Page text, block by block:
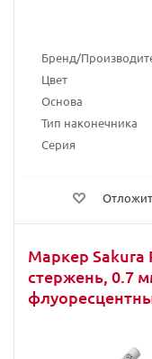
Бренд/
Цвет
Основа
Тип наконечника
Серия
Маркер Sakura
стержень, 0.7